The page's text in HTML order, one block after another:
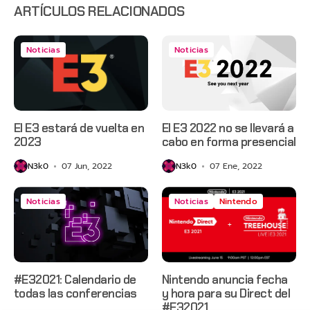
ARTÍCULOS RELACIONADOS
Noticias
El E3 estará de vuelta en
2023
N3k0 07 Jun, 2022
Noticias
El E3 2022 no se llevará a
cabo en forma presencial
N3k0 07 Ene, 2022
Noticias
#E32021: Calendario de
todas las conferencias
Noticias Nintendo
Nintendo anuncia fecha
y hora para su Direct del